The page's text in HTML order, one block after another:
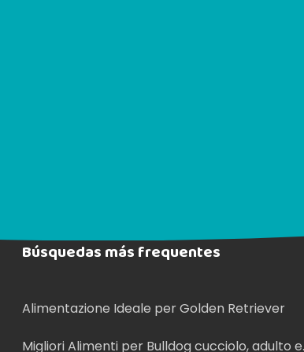
Búsquedas más frequentes
Alimentazione Ideale per Golden Retriever
Migliori Alimenti per Bulldog cucciolo, adulto e